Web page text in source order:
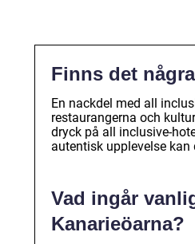
Finns det
En nackdel med all
restaurangerna och
dryck på all inclusive-
autentisk upplevelse
Vad ingår
Kanarieöarna?